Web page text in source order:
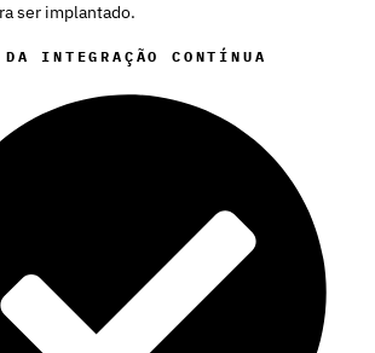
ser implantado.
INTEGRAÇÃO CONTÍNUA